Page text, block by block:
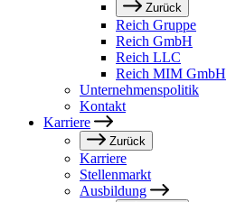
Zurück
Reich Gruppe
Reich GmbH
Reich LLC
Reich MIM GmbH
Unternehmenspolitik
Kontakt
Karriere
Zurück
Karriere
Stellenmarkt
Ausbildung